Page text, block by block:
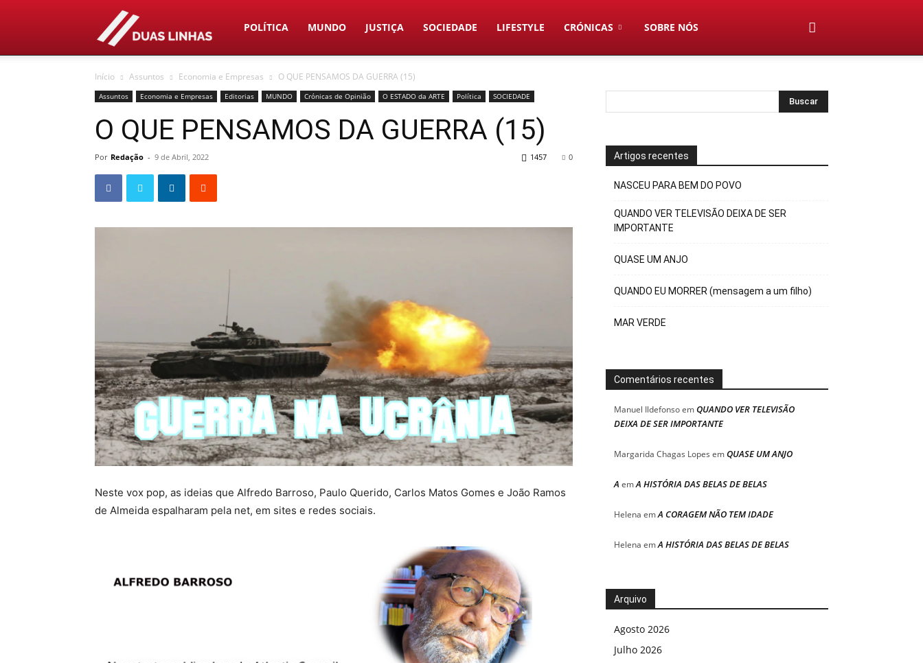
Duas
Linhas
POLÍTICA MUNDO JUSTIÇA SOCIEDADE LIFESTYLE CRÓNICAS SOBRE NÓS
Início Assuntos Economia e Empresas O QUE PENSAMOS DA GUERRA (15)
Assuntos Economia e Empresas Editorias MUNDO Crónicas de Opinião O ESTADO da ARTE Política SOCIEDADE
O QUE PENSAMOS DA GUERRA (15)
Por Redação - 9 de Abril, 2022 0
1457
Neste vox pop, as ideias que Alfredo Barroso, Paulo Querido, Carlos Matos Gomes e João Ramos
de Almeida espalharam pela net, em sites e redes sociais.
Artigos recentes
NASCEU PARA BEM DO POVO
QUANDO VER TELEVISÃO DEIXA DE SER
IMPORTANTE
QUASE UM ANJO
QUANDO EU MORRER (mensagem a um filho)
MAR VERDE
Comentários recentes
Manuel IldefonsoemQUANDO VER TELEVISÃO
DEIXA DE SER IMPORTANTE
Margarida Chagas Lopes emQUASE UM ANJO
A emA HISTÓRIA DAS BELAS DE BELAS
Helena emA CORAGEM NÃO TEM IDADE
Helena emA HISTÓRIA DAS BELAS DE BELAS
Arquivo
Agosto 2026
Julho 2026